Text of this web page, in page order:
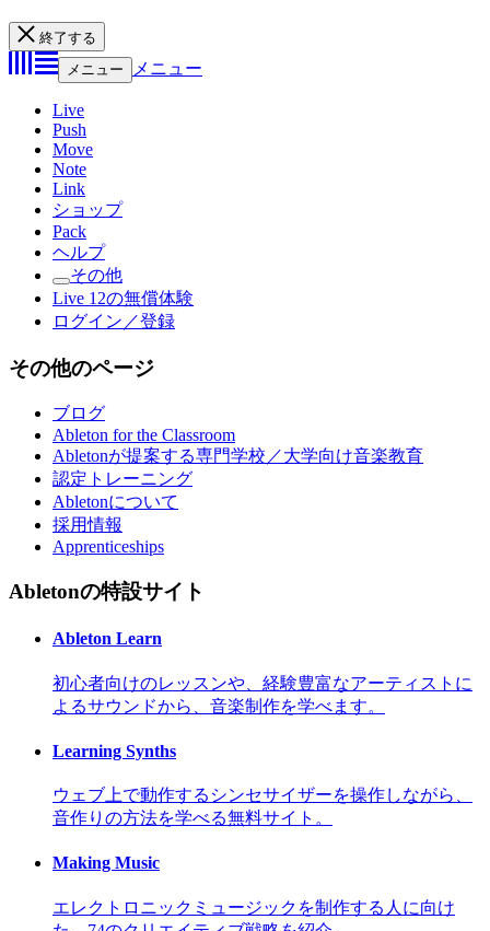
終了する
メニュー
メニュー
Live
Push
Move
Note
Link
ショップ
Pack
ヘルプ
その他
Live 12の無償体験
ログイン／登録
その他のページ
ブログ
Ableton for the Classroom
Abletonが提案する専門学校／大学向け音楽教育
認定トレーニング
Abletonについて
採用情報
Apprenticeships
Abletonの特設サイト
Ableton Learn
初心者向けのレッスンや、経験豊富なアーティストに
よるサウンドから、音楽制作を学べます。
Learning Synths
ウェブ上で動作するシンセサイザーを操作しながら、
音作りの方法を学べる無料サイト。
Making Music
エレクトロニックミュージックを制作する人に向け